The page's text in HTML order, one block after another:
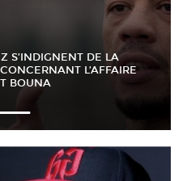
S’INDIGNENT DE LA
L’AFFAIRE
BOUNA